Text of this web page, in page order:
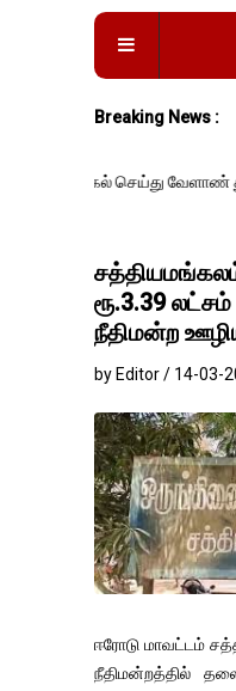
Breaking News :
செய்து வேளாண் துறை
ரூ.3.39
நீதிமன்ற
by Editor / 14-03-
ஈரோடு மாவட்டம்
நீதிமன்றத்தில்